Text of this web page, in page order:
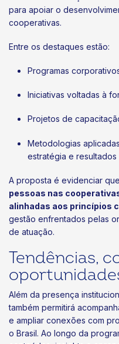
para apoiar o
cooperativas.
Entre os destaques estão:
Programas
Iniciativas voltadas à
Projetos de
Metodologias
estratégia e resultados
A proposta é evidenciar
pessoas nas
alinhadas aos princípios
gestão enfrentados pelas
de atuação.
Tendências,
Além da presença
também permitirá
e ampliar conexões com
o Brasil. Ao longo da